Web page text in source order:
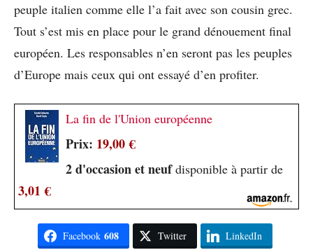
peuple italien comme elle l’a fait avec son cousin grec.
Tout s’est mis en place pour le grand dénouement final
européen. Les responsables n’en seront pas les peuples
d’Europe mais ceux qui ont essayé d’en profiter.
La fin de l'Union européenne
Prix: 19,00 €
2 d'occasion et neufdisponible à partir de
3,01 €
Facebook 608 Twitter LinkedIn